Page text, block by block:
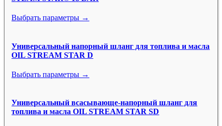
Выбрать параметры →
Универсальный напорный шланг для топлива и масла
OIL STREAM STAR D
Выбрать параметры →
Универсальный всасывающе-напорный шланг для
топлива и масла OIL STREAM STAR SD